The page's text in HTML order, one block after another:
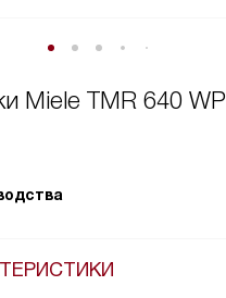
Miele TMR 640 WP